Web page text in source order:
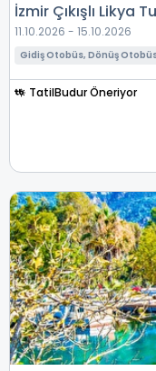
İzmir Çıkışlı Likya
11.10.2026 - 15.10.2026
Gidiş Otobüs, Dönüş
TatilBudur Öneriyor